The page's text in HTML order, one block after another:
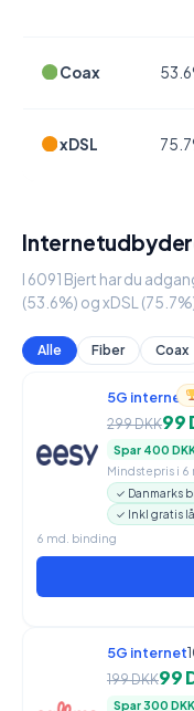
Coax
xDSL
I 6091 Bjert har du
(53.6%) og xDSL
Alle Fiber Coax
5G internet
299 DKK99
Spar 400
Mindstepris i 6
✓ Danmarks
✓ Inkl gratis
6 md. binding
5G internet
199 DKK99
Spar 300